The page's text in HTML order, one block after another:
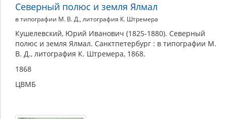
Северный полюс и земля Ялмал
в типографии М. В. Д., литография К. Штремера
Кушелевский, Юрий Иванович (1825-1880). Северный
полюс и земля Ялмал. Санктпетербург : в типографии М.
В. Д., литография К. Штремера, 1868.
1868
ЦВМБ